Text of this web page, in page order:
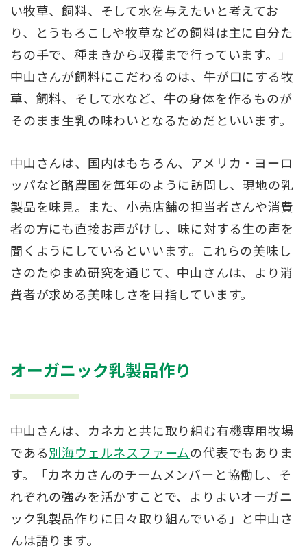
い牧草、飼料、そして水を与えたいと考えてお
り、とうもろこしや牧草などの飼料は主に自分た
ちの手で、種まきから収穫まで行っています。」
中山さんが飼料にこだわるのは、牛が口にする牧
草、飼料、そして水など、牛の身体を作るものが
そのまま生乳の味わいとなるためだといいます。
中山さんは、国内はもちろん、アメリカ・ヨーロ
ッパなど酪農国を毎年のように訪問し、現地の乳
製品を味見。また、小売店舗の担当者さんや消費
者の方にも直接お声がけし、味に対する生の声を
聞くようにしているといいます。これらの美味し
さのたゆまぬ研究を通じて、中山さんは、より消
費者が求める美味しさを目指しています。
オーガニック乳製品作り
中山さんは、カネカと共に取り組む有機専用牧場
である別海ウェルネスファームの代表でもありま
す。「カネカさんのチームメンバーと協働し、そ
れぞれの強みを活かすことで、よりよいオーガニ
ック乳製品作りに日々取り組んでいる」と中山さ
んは語ります。